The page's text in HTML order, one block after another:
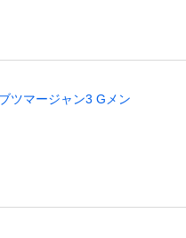
マージャン3 Gメン